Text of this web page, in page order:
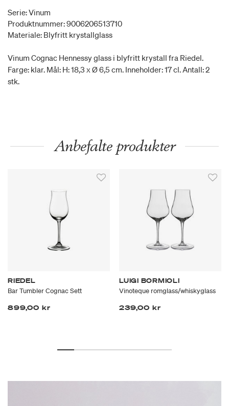
Serie: Vinum
Produktnummer: 9006206513710
Materiale: Blyfritt krystallglass
Vinum Cognac Hennessy glass i blyfritt krystall fra Riedel.
Farge: klar. Mål: H: 18,3 x Ø 6,5 cm. Inneholder: 17 cl. Antall: 2
stk.
Anbefalte produkter
RIEDEL
Bar Tumbler Cognac Sett
899,00 kr
LUIGI BORMIOLI
Vinoteque romglass/whiskyglass
239,00 kr